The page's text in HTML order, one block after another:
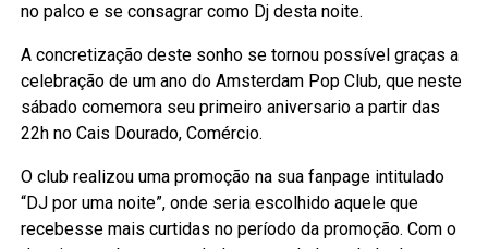
no palco e se consagrar como Dj desta noite.
A concretização deste sonho se tornou possível graças a
celebração de um ano do Amsterdam Pop Club, que neste
sábado comemora seu primeiro aniversario a partir das
22h no Cais Dourado, Comércio.
O club realizou uma promoção na sua fanpage intitulado
“DJ por uma noite”, onde seria escolhido aquele que
recebesse mais curtidas no período da promoção. Com o